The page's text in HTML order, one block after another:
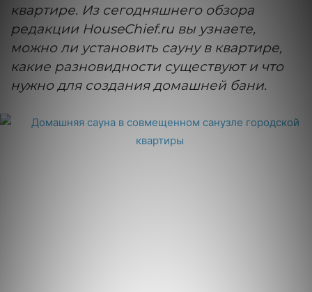
квартире. Из сегодняшнего обзора
редакции HouseChief.ru вы узнаете,
можно ли установить сауну в квартире,
какие разновидности существуют и что
нужно для создания домашней бани.